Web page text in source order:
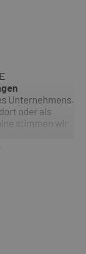
Unternehmens.
oder als
stimmen wir